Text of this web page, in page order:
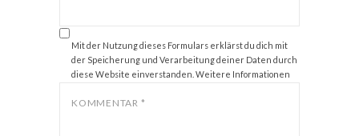
Mit der Nutzung dieses Formulars erklärst du dich mit
der Speicherung und Verarbeitung deiner Daten durch
diese Website einverstanden. Weitere Informationen
*KOMMENTAR *